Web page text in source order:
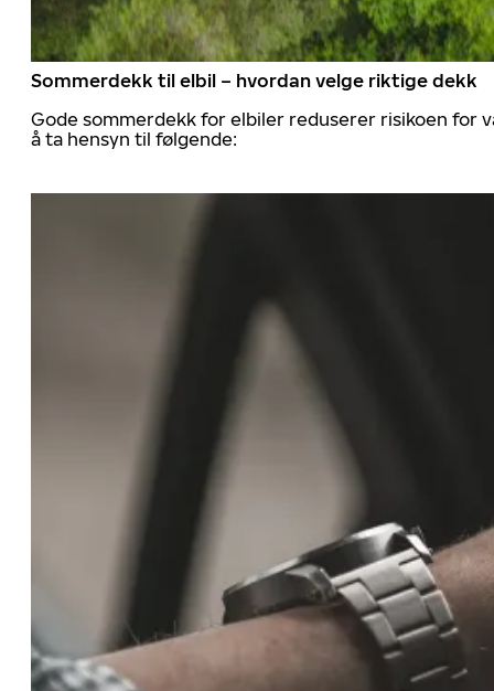
Sommerdekk til elbil – hvordan velge riktige dekk
Gode sommerdekk for elbiler reduserer risikoen for
å ta hensyn til følgende: